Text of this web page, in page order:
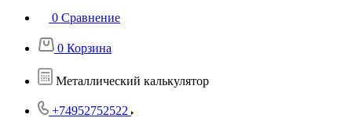
0 Сравнение
0 Корзина
Металлический калькулятор
+74952752522